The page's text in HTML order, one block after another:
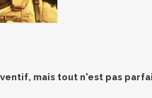
mais tout n'est pas